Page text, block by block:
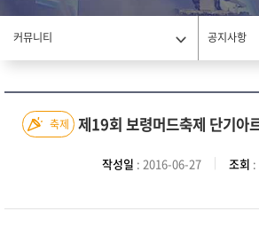
커뮤니티 공지사항
축제 제19회 보령머드축제 단기아
작성일 : 2016-06-27 조회 :